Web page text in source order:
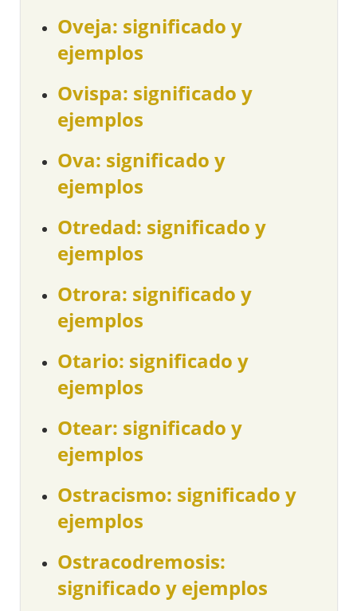
Oveja: significado y
ejemplos
Ovispa: significado y
ejemplos
Ova: significado y
ejemplos
Otredad: significado y
ejemplos
Otrora: significado y
ejemplos
Otario: significado y
ejemplos
Otear: significado y
ejemplos
Ostracismo: significado y
ejemplos
Ostracodremosis:
significado y ejemplos